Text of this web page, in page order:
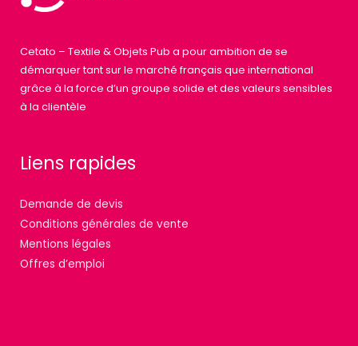
Cetato – Textile & Objets Pub a pour ambition de se
démarquer tant sur le marché français que international
grâce à la force d’un groupe solide et des valeurs sensibles
à la clientèle
Liens rapides
Demande de devis
Conditions générales de vente
Mentions légales
Offres d’emploi